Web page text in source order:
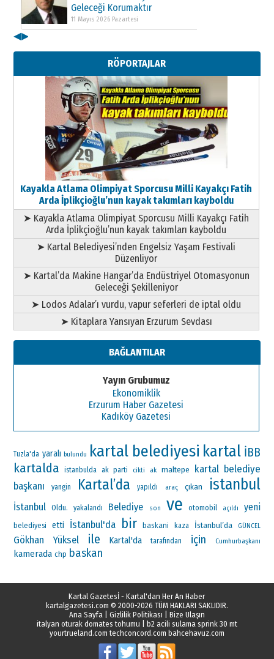
Geleceği Korumaktır
11 Mayıs 2026 Pazartesi
Metin Külünk: Aileyi Korumak
Geleceği Korumaktır
11 Mayıs 2026 Pazartesi
◀▶
RÖPORTAJLAR
Kayakla Atlama Olimpiyat Sporcusu Milli Kayakçı Fatih
Arda İplikçioğlu’nun kayak takımları kayboldu
➤ Kayakla Atlama Olimpiyat Sporcusu Milli Kayakçı Fatih
Arda İplikçioğlu’nun kayak takımları kayboldu
➤ Kartal Belediyesi’nden Engelsiz Yaşam Festivali
Düzenliyor
➤ Kartal’da Makine Hangar’da Endüstriyel Otomasyonun
Geleceği Şekilleniyor
➤ Lodos Adalar’ı vurdu, vapur seferleri de iptal oldu
➤ Kitaplara Yansıyan Erzurum Sevdası
BAĞLANTILAR
Yayın Grubumuz
Ekonomiklik
Erzurum Haber Gazetesi
Kadıköy Gazetesi
Tuzla'da yaralı bulundu kartal belediyesi kartal İBB
kartalda istanbulda ak parti cikti ak maltepe kartal belediye
başkanı
yangin Kartal’da yapıldı araç çıkan istanbul
İstanbul Oldu. yakalandı Belediye son ve otomobil açıldı yeni
belediyesi etti İstanbul'da bir baskani kaza İstanbul’da GÜNCEL
Gökhan Yüksel ile Kartal'da tarafından için Cumhurbaşkanı
kamerada chp baskan
Kartal Gazetesİ - Kartal'dan Her An Haber
kartalgazetesi.com © 2000-2026 TÜM HAKLARI SAKLIDIR.
Ana Sayfa
Gizlilik Politikası
Bize Ulaşın
italyan oturak domates tohumu
b2 acili sulama sprink 30 mt
yourtrueland.com techconcord.com bahcehavuz.com